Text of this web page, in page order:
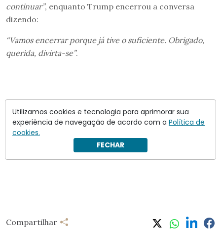
continuar”, enquanto Trump encerrou a conversa
dizendo:
“Vamos encerrar porque já tive o suficiente. Obrigado,
querida, divirta-se”.
Compartilhar
Utilizamos cookies e tecnologia para aprimorar sua
experiência de navegação de acordo com a Política de
cookies.
FECHAR